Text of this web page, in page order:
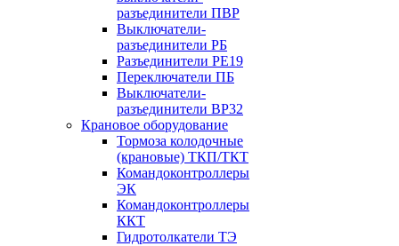
разъединители ПВР
Выключатели-
разъединители РБ
Разъединители РЕ19
Переключатели ПБ
Выключатели-
разъединители ВР32
Крановое оборудование
Тормоза колодочные
(крановые) ТКП/ТКТ
Командоконтроллеры
ЭК
Командоконтроллеры
ККТ
Гидротолкатели ТЭ